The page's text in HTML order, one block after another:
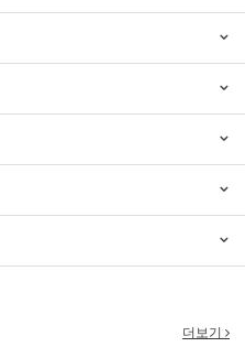
더보기
2017.03.06